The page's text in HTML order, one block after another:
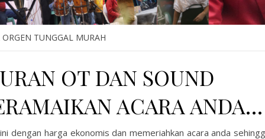
ORGEN TUNGGAL MURAH
OT DAN SOUND
ACARA ANDA…
dengan harga ekonomis dan memeriahkan acara anda